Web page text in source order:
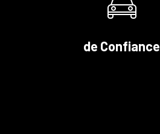
de Confiance